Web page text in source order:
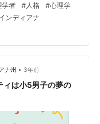
「個人を構成する多様
ました。また、人格
、その人らしさの源
、オルポートは、人格
境との相互作用によっ
た。 オルポー…
学者 #人格 #心理学
ンディアナ
ナ州 • 3年前
ィは小5男子の夢の